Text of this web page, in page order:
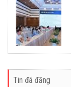
Tin đã đăng